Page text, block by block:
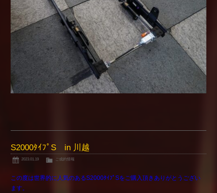
S2000ﾀｲﾌﾟS in 川越
2023.01.19 ご成約情報
この度は世界的に人気のあるS2000ﾀｲﾌﾟSをご購入頂きありがとうござい
ます。